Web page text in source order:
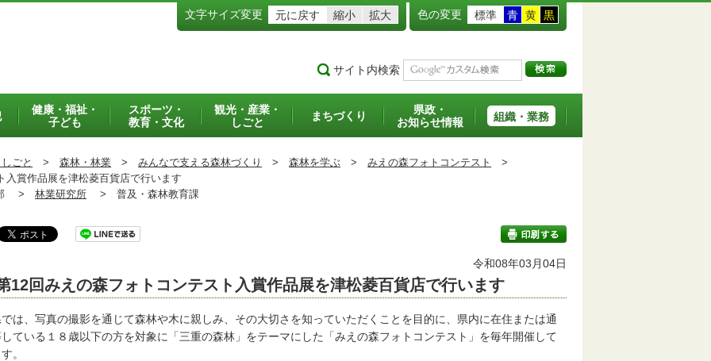
文字サイズ変更 元に戻す 縮小 拡大 色の変更 標準 青 黄 黒
サイト内検索
健康・福祉・
子ども
スポーツ・
教育・文化
観光・産業・
しごと
まちづくり
県政・
お知らせ情報
組織・業務
ごと > 森林・林業 > みんなで支える森林づくり > 森林を学ぶ > みえの森フォトコンテスト
>
賞作品展を津松菱百貨店で行います
>
林業研究所 > 普及・森林教育課
印刷する
令和08年03月04日
12回みえの森フォトコンテスト入賞作品展を津松菱百貨店で行います
、写真の撮影を通じて森林や木に親しみ、その大切さを知っていただくことを目的に、県内に在住または通
ている１８歳以下の方を対象に「三重の森林」をテーマにした「みえの森フォトコンテスト」を毎年開催して
。